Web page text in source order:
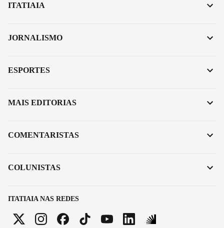
ITATIAIA NAS REDES
ITATIAIA
JORNALISMO
ESPORTES
MAIS EDITORIAS
COMENTARISTAS
COLUNISTAS